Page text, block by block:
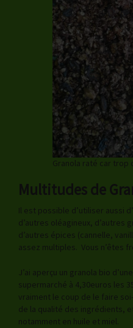
Granola raté car trop
Multitudes de
Il est possible d’utiliser aussi
d’autres oléagineux, d’autres
d’autres épices (cannelle,
assez multiples. Vous n’êtes
J’ai aperçu un granola bio
supermarché à 4,30euros les
vraiment le coup de le faire
de la qualité des ingrédients,
notamment en huile et miel.